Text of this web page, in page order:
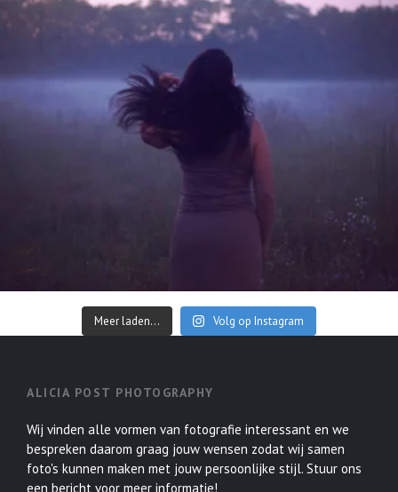
Meer laden... Volg op Instagram
ALICIA POST PHOTOGRAPHY
Wij vinden alle vormen van fotografie interessant en we
bespreken daarom graag jouw wensen zodat wij samen
foto's kunnen maken met jouw persoonlijke stijl. Stuur ons
een bericht voor meer informatie!